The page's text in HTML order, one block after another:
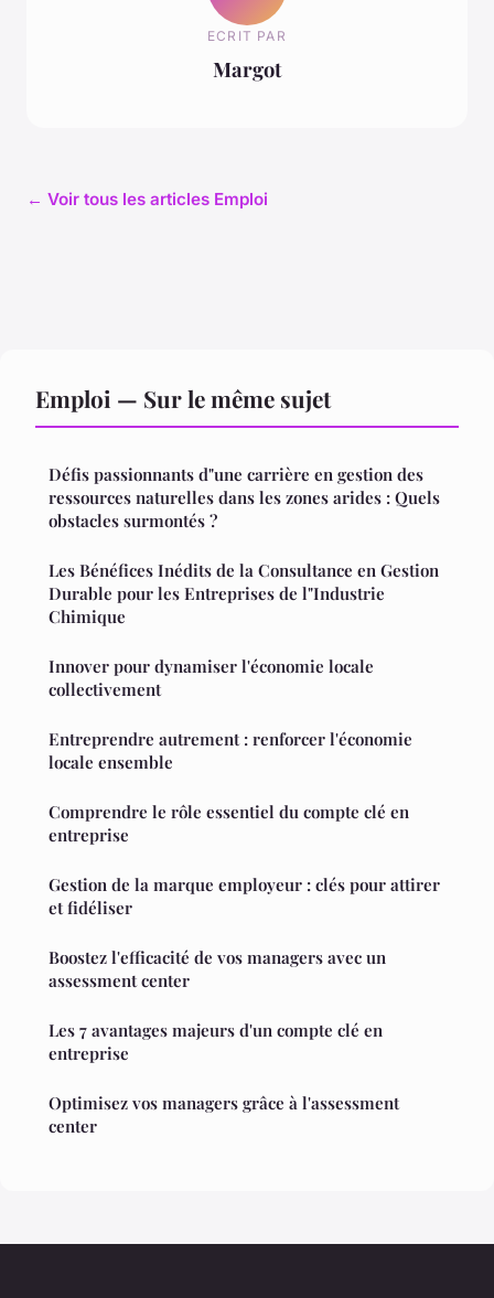
ECRIT PAR
Margot
← Voir tous les articles Emploi
Emploi — Sur le même sujet
Défis passionnants d"une carrière en gestion des
ressources naturelles dans les zones arides : Quels
obstacles surmontés ?
Les Bénéfices Inédits de la Consultance en Gestion
Durable pour les Entreprises de l"Industrie
Chimique
Innover pour dynamiser l'économie locale
collectivement
Entreprendre autrement : renforcer l'économie
locale ensemble
Comprendre le rôle essentiel du compte clé en
entreprise
Gestion de la marque employeur : clés pour attirer
et fidéliser
Boostez l'efficacité de vos managers avec un
assessment center
Les 7 avantages majeurs d'un compte clé en
entreprise
Optimisez vos managers grâce à l'assessment
center